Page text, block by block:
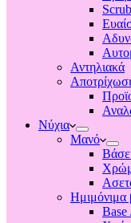
Αντηλιακά
Νύχια
Μανό
Ημιμόνιμα
Base